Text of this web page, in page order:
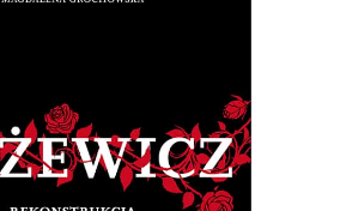
REKONSTRUKCJA
(tom 1)
„Kim jesteś?”, Tadeusz